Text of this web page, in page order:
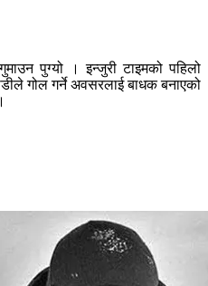
पुग्यो । इन्जुरी टाइमको पहिलो
गोल गर्ने अवसरलाई बाधक बनाएको